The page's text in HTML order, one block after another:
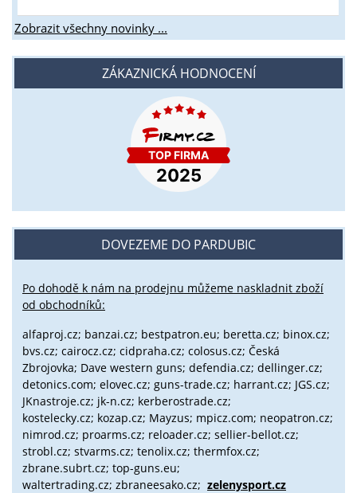
Zobrazit všechny novinky ...
ZÁKAZNICKÁ HODNOCENÍ
DOVEZEME DO PARDUBIC
Po dohodě k nám na prodejnu můžeme naskladnit zboží
od obchodníků:
alfaproj.cz; banzai.cz; bestpatron.eu; beretta.cz; binox.cz;
bvs.cz; cairocz.cz; cidpraha.cz; colosus.cz; Česká
Zbrojovka; Dave western guns; defendia.cz; dellinger.cz;
detonics.com; elovec.cz; guns-trade.cz; harrant.cz; JGS.cz;
JKnastroje.cz; jk-n.cz; kerberostrade.cz;
kostelecky.cz; kozap.cz; Mayzus; mpicz.com; neopatron.cz;
nimrod.cz; proarms.cz; reloader.cz; sellier-bellot.cz;
strobl.cz; stvarms.cz; tenolix.cz; thermfox.cz;
zbrane.subrt.cz; top-guns.eu;
waltertrading.cz; zbraneesako.cz; zelenysport.cz